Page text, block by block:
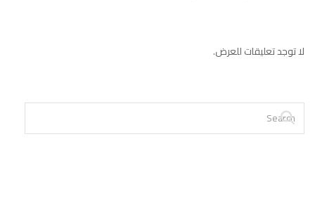
لا توجد تعليقات للعرض.